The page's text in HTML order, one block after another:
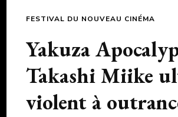
FESTIVAL DU NOUVEAU CINÉMA
Yakuza
Takashi Miike
violent à